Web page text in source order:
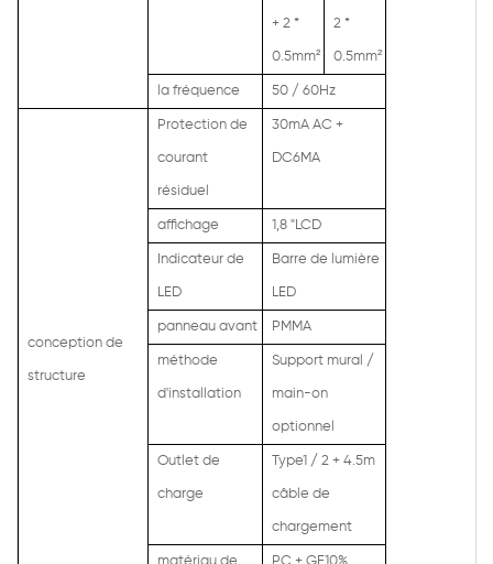
+ 2 *
0.5mm²
2 *
0.5mm²
la fréquence 50 / 60Hz
conception de
structure
Protection de
courant
résiduel
30mA AC +
DC6MA
affichage 1,8 "LCD
Indicateur de
LED
Barre de lumière
LED
panneau avant PMMA
méthode
d'installation
Support mural /
main-on
optionnel
Outlet de
charge
Type1 / 2 + 4.5m
câble de
chargement